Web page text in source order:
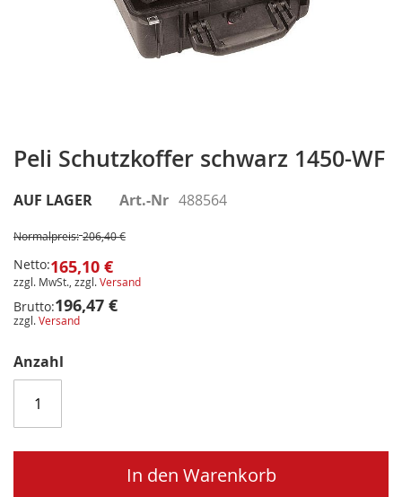
Peli Schutzkoffer schwarz 1450-WF
AUF LAGER Art.-Nr 488564
Normalpreis: 206,40 €
Netto:165,10 €
zzgl. MwSt., zzgl.Versand
Brutto:196,47 €
zzgl.Versand
Anzahl
In den Warenkorb
Anfang
der
Bildergalerie